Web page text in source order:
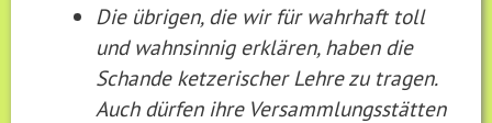
Die übrigen, die wir für wahrhaft toll
und wahnsinnig erklären, haben die
Schande ketzerischer Lehre zu tragen.
Auch dürfen ihre Versammlungsstätten